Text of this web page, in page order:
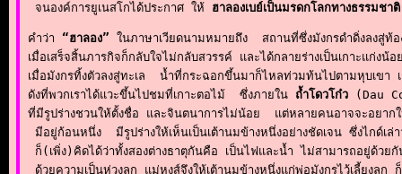
จนองค์การยูเนสโกได้ประกาศ ให้ ฮาลองเบย์เป็นมรดกโลกทางธรรม
คำว่า “ฮาลอง” ในภาษาเวียดนามหมายถึง  สถานที่ซึ่งมังกรดำดิ่งลงสู่
เมื่อเสร็จสิ้นภารกิจก็กลับใจไม่กลับสวรรค์ และได้กลายร่างเป็นเกาะแก่
เมื่อมังกรทิ้งตัวลงสู่ทะเล  น้ำที่กระฉอกขึ้นมาก็ไหลท่วมท้นไปตามหุบเข
ดังที่พวกเราได้แวะขึ้นไปชมที่เกาะตอไม้  ซึ่งภายใน ถ้ำโดวโก๋ว (Dau
ที่มีรูปร่างชวนให้ตั้งชื่อ และจินตนาการไม่น้อย  แต่หลายคนอาจจะอยา
มีอยู่ก้อนหนึ่ง  มีรูปร่างให้เห็นเป็นเต้านมข้างหนึ่งอย่างชัดเจน ซึ่งไก
ก็(เพิ่ง)คิดได้ว่าทั้งสองต่างธาตุกันคือ เป็นไฟและน้ำ ไม่สามารถอยู่ด้
ด้วยความเป็นห่วงลูก แม่หงส์จึงให้เต้านมข้างหนึ่งแก่พ่อมังกรไว้เลี้ยง